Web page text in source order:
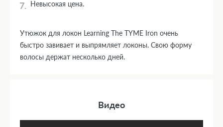
Невысокая цена.
Утюжок для локон Learning The TYME Iron очень
быстро завивает и выпрямляет локоны. Свою форму
волосы держат несколько дней.
Видео